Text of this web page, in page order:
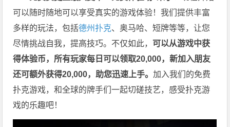
可以随时随地可以享受真实的游戏体验！我们提供丰富
多样的玩法，包括德州扑克、奥马哈、短牌等等，让您
尽情挑战自我，提高技巧。不仅如此， 可以从游戏中获
得体验币，所有玩家每日可以领取20,000，新加入朋友
还可额外获得20,000，助您迅速上手。加入我们的免费
扑克游戏，和全球的牌手们一起切磋技艺，感受扑克游
戏的乐趣吧！